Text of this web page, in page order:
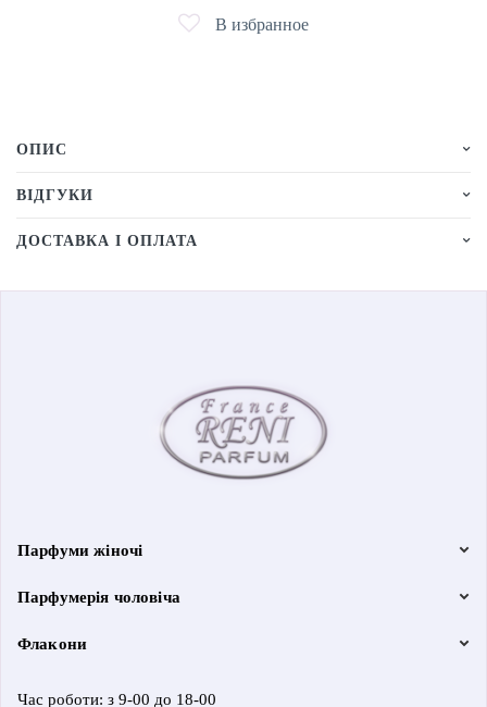
В избранное
ОПИС
ВІДГУКИ
ДОСТАВКА І ОПЛАТА
Парфуми жіночі
Парфумерія чоловіча
Флакони
Час роботи: з 9-00 до 18-00